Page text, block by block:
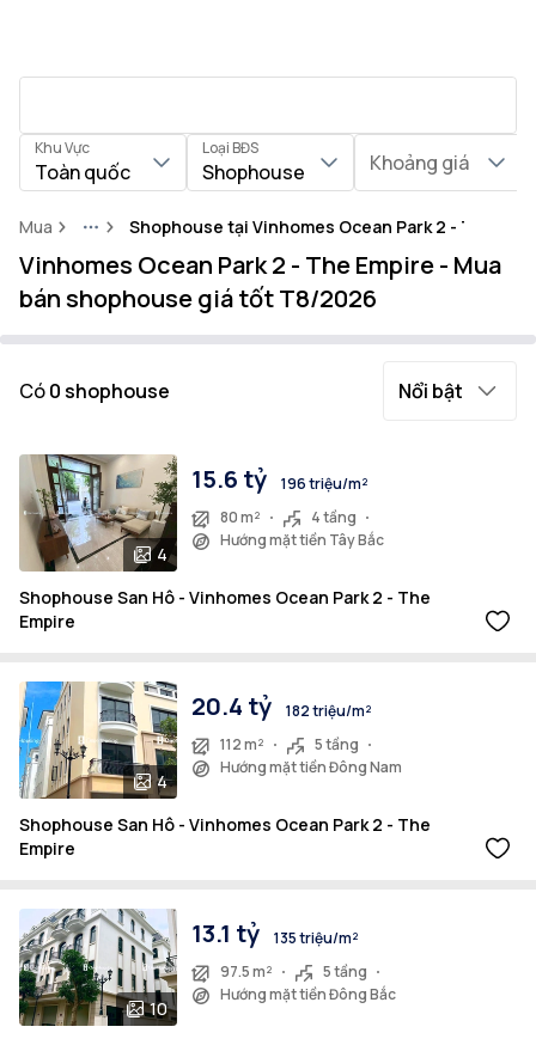
Khu Vực
Toàn quốc
Loại BĐS
Shophouse Khoảng giá
Mua MoreShophouse tại Vinhomes Ocean Park 2 - The
Vinhomes Ocean Park 2 - The Empire - Mua
bán shophouse giá tốt T8/2026
Có0shophouse Nổi bật
4
15.6 tỷ
196 triệu/m²
80 m²
4 tầng
Hướng mặt tiền Tây Bắc
Shophouse San Hô - Vinhomes Ocean Park 2 - The
Empire
4
20.4 tỷ
182 triệu/m²
112 m²
5 tầng
Hướng mặt tiền Đông Nam
Shophouse San Hô - Vinhomes Ocean Park 2 - The
Empire
10
13.1 tỷ
135 triệu/m²
97.5 m²
5 tầng
Hướng mặt tiền Đông Bắc